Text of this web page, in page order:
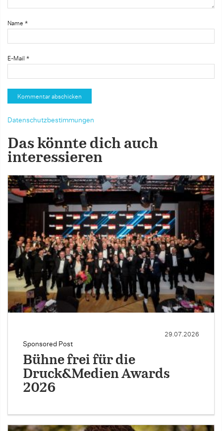
Name *
E-Mail *
Datenschutzbestimmungen
Das könnte dich auch
interessieren
Sponsored Post
29.07.2026
Bühne frei für die
Druck&Medien Awards
2026